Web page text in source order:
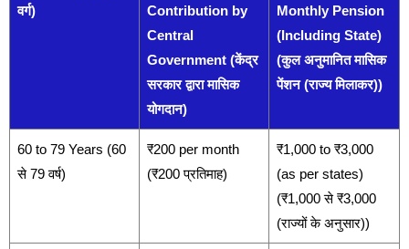
वर्ग)
Contribution by
Central
Government (केंद्र
सरकार द्वारा मासिक
योगदान)
Monthly Pension
(Including State)
(कुल अनुमानित मासिक
पेंशन (राज्य मिलाकर))
60 to 79 Years (60
से 79 वर्ष)
₹200 per month
(₹200 प्रतिमाह)
₹1,000 to ₹3,000
(as per states)
(₹1,000 से ₹3,000
(राज्यों के अनुसार))